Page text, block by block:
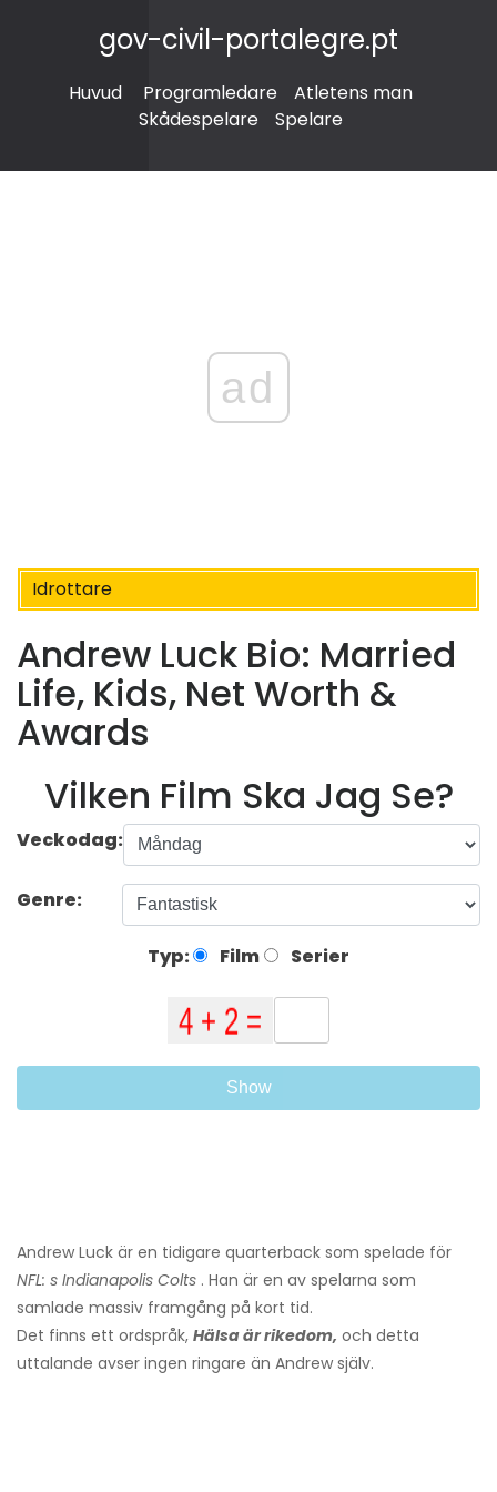
gov-civil-portalegre.pt
Huvud Programledare
Atletens man
Skådespelare
Spelare
ad
Idrottare
Andrew Luck Bio: Married
Life, Kids, Net Worth &
Awards
Vilken Film Ska Jag Se?
Veckodag:
Genre:
Typ: Film Serier
Show
Andrew Luck är en tidigare quarterback som spelade för
NFL: s Indianapolis Colts . Han är en av spelarna som
samlade massiv framgång på kort tid.
Det finns ett ordspråk, Hälsa är rikedom, och detta
uttalande avser ingen ringare än Andrew själv.